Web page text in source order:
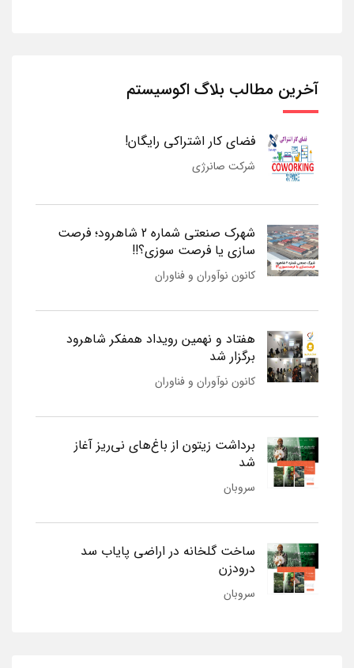
آخرین مطالب بلاگ اکوسیستم
فضای کار اشتراکی رایگان!
شرکت صانرژی
شهرک صنعتی شماره 2 شاهرود؛ فرصت
سازی یا فرصت سوزی؟!!
کانون نوآوران و فناوران
هفتاد و نهمین رویداد همفکر شاهرود
برگزار شد
کانون نوآوران و فناوران
برداشت زیتون از باغ‌های نی‌ریز آغاز
شد
سروبان
ساخت گلخانه در اراضی پایاب سد
درودزن
سروبان